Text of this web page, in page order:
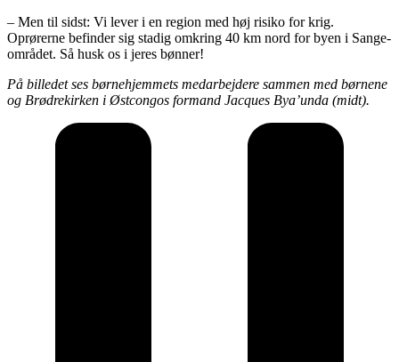
– Men til sidst: Vi lever i en region med høj risiko for krig.
Oprørerne befinder sig stadig omkring 40 km nord for byen i Sange-
området. Så husk os i jeres bønner!
På billedet ses børnehjemmets medarbejdere sammen med børnene
og Brødrekirken i Østcongos formand Jacques Bya’unda (midt).